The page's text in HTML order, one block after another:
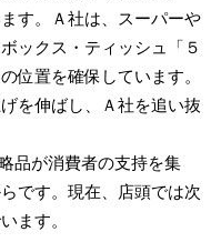
す。Ａ社は、スーパーや
ックス・ティッシュ「５
位置を確保しています。
を伸ばし、Ａ社を追い抜
品が消費者の支持を集
です。現在、店頭では次
ます。